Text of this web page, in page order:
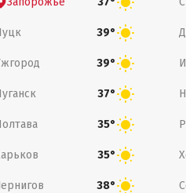
39°
39°
37°
35°
35°
38°